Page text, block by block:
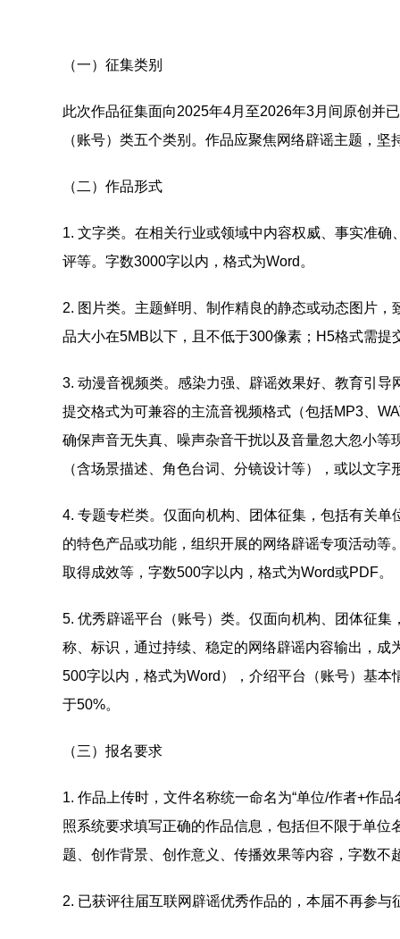
（一）征集类别
此次作品征集面向2025年4月至2026年3月间原创并
（账号）类五个类别。作品应聚焦网络辟谣主题，
（二）作品形式
1. 文字类。在相关行业或领域中内容权威、事实准
评等。字数3000字以内，格式为Word。
2. 图片类。主题鲜明、制作精良的静态或动态图片
品大小在5MB以下，且不低于300像素；H5格式需提
3. 动漫音视频类。感染力强、辟谣效果好、教育引
提交格式为可兼容的主流音视频格式（包括MP3、
确保声音无失真、噪声杂音干扰以及音量忽大忽小
（含场景描述、角色台词、分镜设计等），或以文
4. 专题专栏类。仅面向机构、团体征集，包括有关
的特色产品或功能，组织开展的网络辟谣专项活动
取得成效等，字数500字以内，格式为Word或PDF。
5. 优秀辟谣平台（账号）类。仅面向机构、团体征
称、标识，通过持续、稳定的网络辟谣内容输出，
500字以内，格式为Word），介绍平台（账号）基
于50%。
（三）报名要求
1. 作品上传时，文件名称统一命名为“单位/作者+作
照系统要求填写正确的作品信息，包括但不限于单
题、创作背景、创作意义、传播效果等内容，字数不
2. 已获评往届互联网辟谣优秀作品的，本届不再参